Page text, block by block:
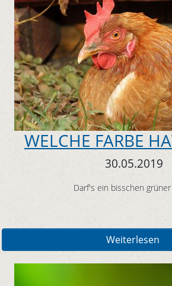
WELCHE FARBE
30.05.2019
Darf's ein bisschen
Weiterlesen